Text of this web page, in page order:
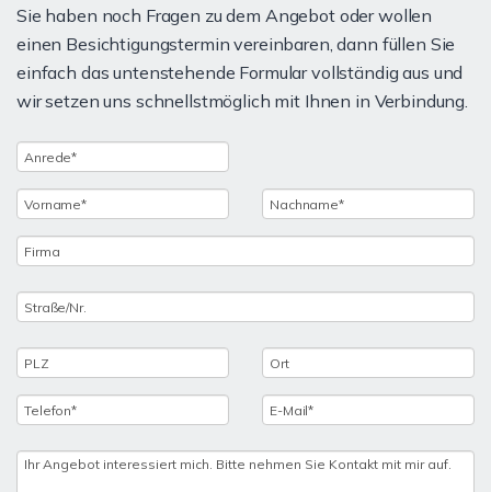
Sie haben noch Fragen zu dem Angebot oder wollen
einen Besichtigungstermin vereinbaren, dann füllen Sie
einfach das untenstehende Formular vollständig aus und
wir setzen uns schnellstmöglich mit Ihnen in Verbindung.